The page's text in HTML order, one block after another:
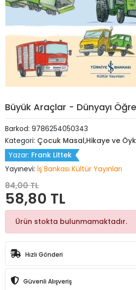
Büyük Araçlar - Dünyayı
Barkod: 9786254050343
Kategori: Çocuk Masal,Hikaye ve
Yazar: Frank Littek
Yayınevi: İş Bankası Kültür Yayınları
84,00 TL
58,80 TL
Ürün stokta bulunmamaktadır.
Hızlı Gönderi
Güvenli Alışveriş